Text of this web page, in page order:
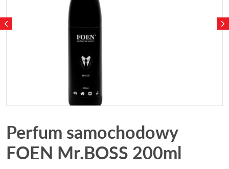
Perfum samochodowy
FOEN Mr.BOSS 200ml